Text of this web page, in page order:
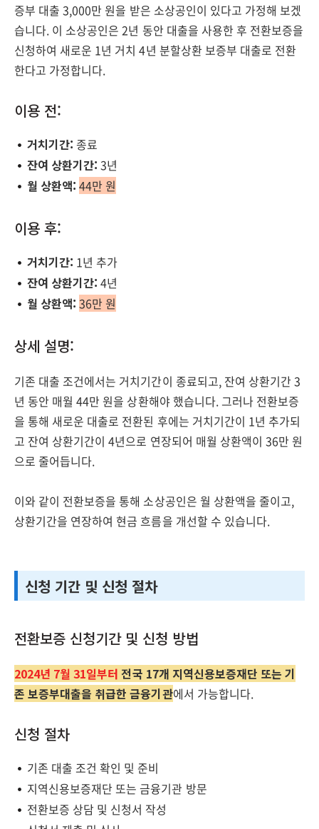
증부 대출 3,000만 원을 받은 소상공인이 있다고 가정해 보겠
습니다. 이 소상공인은 2년 동안 대출을 사용한 후 전환보증을
신청하여 새로운 1년 거치 4년 분할상환 보증부 대출로 전환
한다고 가정합니다.
이용 전:
거치기간: 종료
잔여 상환기간: 3년
월 상환액: 44만 원
이용 후:
거치기간: 1년 추가
잔여 상환기간: 4년
월 상환액: 36만 원
상세 설명:
기존 대출 조건에서는 거치기간이 종료되고, 잔여 상환기간 3
년 동안 매월 44만 원을 상환해야 했습니다. 그러나 전환보증
을 통해 새로운 대출로 전환된 후에는 거치기간이 1년 추가되
고 잔여 상환기간이 4년으로 연장되어 매월 상환액이 36만 원
으로 줄어듭니다.
이와 같이 전환보증을 통해 소상공인은 월 상환액을 줄이고,
상환기간을 연장하여 현금 흐름을 개선할 수 있습니다.
신청 기간 및 신청 절차
전환보증 신청기간 및 신청 방법
2024년 7월 31일부터 전국 17개 지역신용보증재단 또는 기
존 보증부대출을 취급한 금융기관에서 가능합니다.
신청 절차
기존 대출 조건 확인 및 준비
지역신용보증재단 또는 금융기관 방문
전환보증 상담 및 신청서 작성